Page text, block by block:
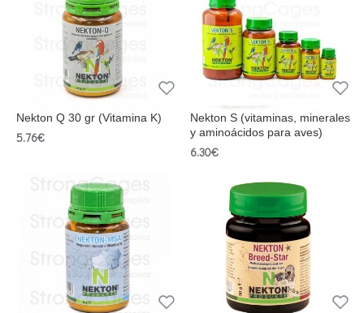
Nekton Q 30 gr (Vitamina K)
5.76€
Nekton S (vitaminas, minerales
y aminoácidos para aves)
6.30€